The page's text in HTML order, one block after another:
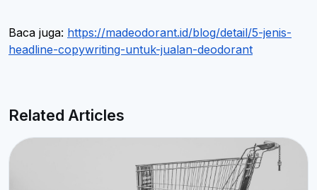
Baca juga: https://madeodorant.id/blog/detail/5-jenis-
headline-copywriting-untuk-jualan-deodorant
Related Articles